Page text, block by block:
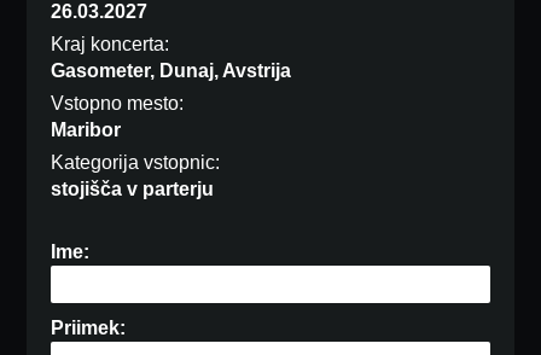
26.03.2027
Kraj koncerta:
Gasometer, Dunaj, Avstrija
Vstopno mesto:
Maribor
Kategorija vstopnic:
stojišča v parterju
Ime:
Priimek: